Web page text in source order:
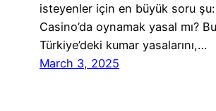
isteyenler için en büyük soru
Casino’da oynamak yasal mı?
Türkiye’deki kumar yasalarını,…
March 3, 2025